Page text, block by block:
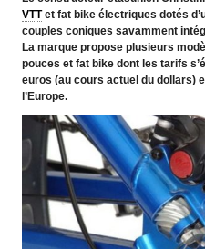
VTTet fat bike électriques dotés
couples coniques savamment
La marque propose plusieurs
pouces et fat bike dont les tarifs
euros (au cours actuel du dollars)
l’Europe.